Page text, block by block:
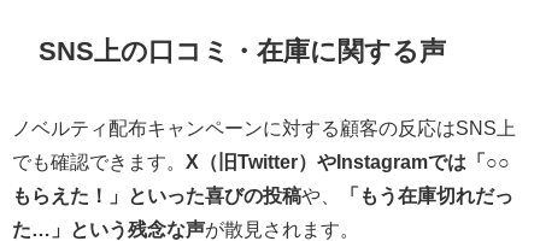
SNS上の口コミ・在庫に関する声
ノベルティ配布キャンペーンに対する顧客の反応はSNS上
でも確認できます。 X（旧Twitter）やInstagramでは「○○
もらえた！」といった喜びの投稿や、
「もう在庫切れだっ
た…」という残念な声が散見されます。